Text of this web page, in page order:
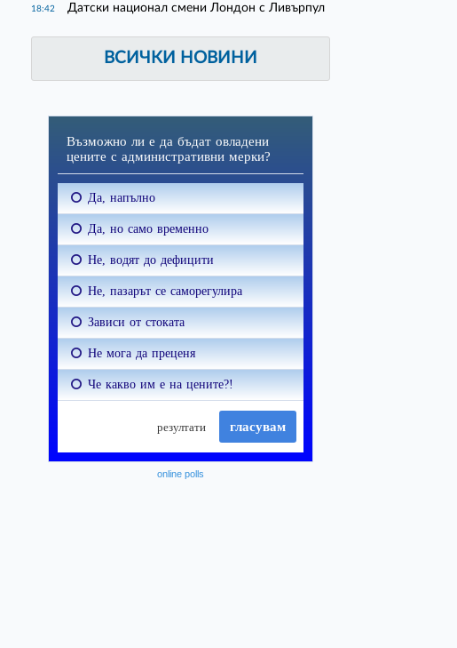
18:42 Датски национал смени Лондон с Ливърпул
ВСИЧКИ НОВИНИ
online polls